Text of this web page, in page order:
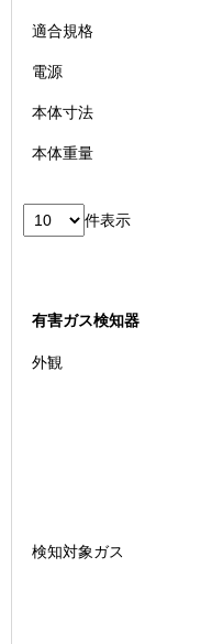
適合規格
電源
本体寸法
本体重量
件表示
有害ガス検知器
有害ガス検知器
外観
検知対象ガス